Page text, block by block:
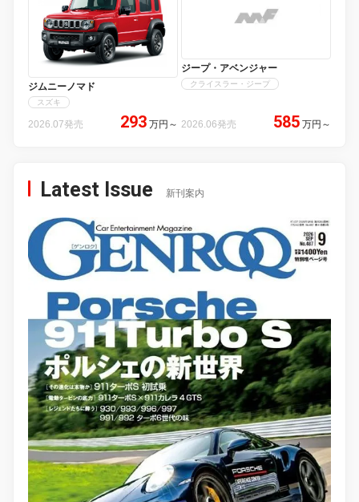
ジムニーノマド
スズキ
2026.07発売 293 万円 ～
ジープ・アベンジャー
クライスラー・ジープ
2026.06発売 585 万円 ～
Latest Issue 新刊案内